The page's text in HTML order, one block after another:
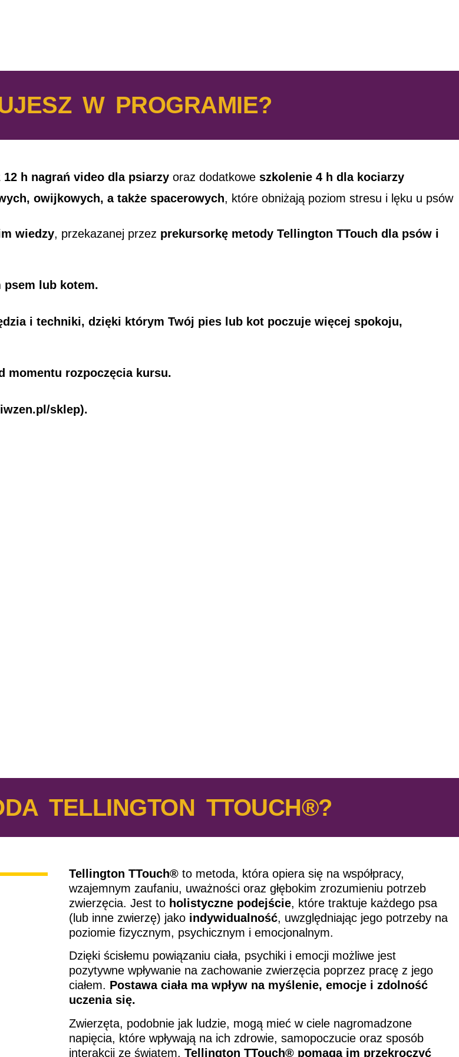
W PROGRAMIE?
h nagrań video dla psiarzyoraz dodatkoweszkolenie 4 h dla kociarzy
owijkowych, a także spacerowych, które obniżają poziom stresu i lęku u psów
wiedzy, przekazanej przez prekursorkę metody Tellington TTouch dla psów i
psem lub kotem.
i techniki, dzięki którym Twój pies lub kot poczuje więcej spokoju,
momentu rozpoczęcia kursu.
sklep).
TELLINGTON TTOUCH®?
Tellington TTouch® to metoda, która opiera się na współpracy,
wzajemnym zaufaniu, uważności oraz głębokim zrozumieniu potrzeb
zwierzęcia. Jest to holistyczne podejście, które traktuje każdego psa
(lub inne zwierzę) jako indywidualność, uwzględniając jego potrzeby na
poziomie fizycznym, psychicznym i emocjonalnym.
Dzięki ścisłemu powiązaniu ciała, psychiki i emocji możliwe jest
pozytywne wpływanie na zachowanie zwierzęcia poprzez pracę z jego
ciałem. Postawa ciała ma wpływ na myślenie, emocje i zdolność
uczenia się.
Zwierzęta, podobnie jak ludzie, mogą mieć w ciele nagromadzone
napięcia, które wpływają na ich zdrowie, samopoczucie oraz sposób
interakcji ze światem. Tellington TTouch® pomaga im przekroczyć